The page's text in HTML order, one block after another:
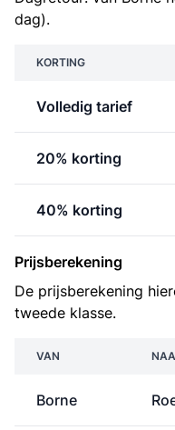
dag).
KORTING
Volledig tarief
20% korting
40% korting
Prijsberekening
De prijsberekening
tweede klasse.
VAN
Borne